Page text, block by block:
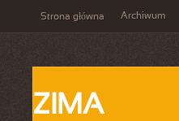
Strona główna Archiwum
ZIMA